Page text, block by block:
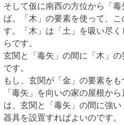
そして仮に南西の方位から「
ば、「木」の要素を使って、
す。「木」は「土」を吸い尽
らです。
玄関と「毒矢」の間に「木」
です。
もし、玄関が「金」の要素をも
「毒矢」を向いの家の屋根か
は、玄関と「毒矢」の間に強
器具を設置すればよいのです。